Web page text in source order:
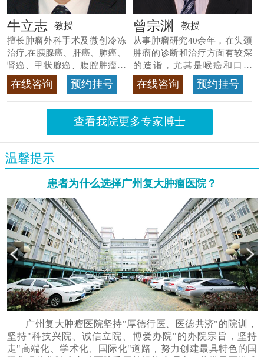
牛立志 教授
擅长肿瘤外科手术及微创冷冻
治疗,在胰腺癌、肝癌、肺癌、
肾癌、甲状腺癌、腹腔肿瘤等
>>查看专家详情
在线咨询 预约挂号
曾宗渊 教授
从事肿瘤研究40余年，在头颈
肿瘤的诊断和治疗方面有较深
的造诣，尤其是喉癌和口腔
癌，迄今仍是广东喉癌单病种
首席专家 >>查看专家详情
在线咨询 预约挂号
查看我院更多专家博士
温馨提示
患者为什么选择广州复大肿瘤医院？
广州复大肿瘤医院坚持"厚德行医、医德共济"的院训，
坚持"科技兴院、诚信立院、博爱办院"的办院宗旨，坚持
走"高端化、学术化、国际化"道路，努力创建最具特色的国